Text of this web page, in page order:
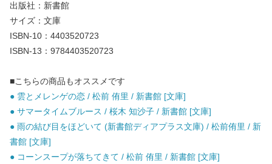
出版社：新書館
サイズ：文庫
ISBN-10：4403520723
ISBN-13：9784403520723
■こちらの商品もオススメです
● 雲とメレンゲの恋 / 松前 侑里 / 新書館 [文庫]
● サマータイムブルース / 桜木 知沙子 / 新書館 [文庫]
● 雨の結び目をほどいて (新書館ディアプラス文庫) / 松前侑里 / 新
書館 [文庫]
● コーンスープが落ちてきて / 松前 侑里 / 新書館 [文庫]